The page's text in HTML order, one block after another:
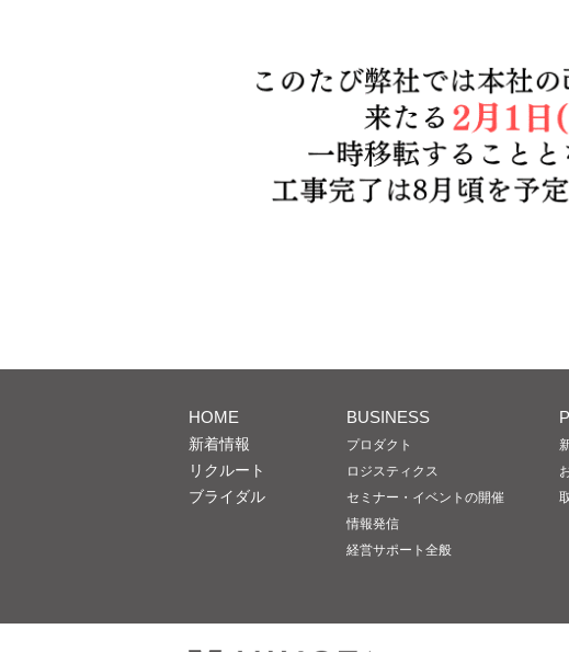
HOME
新着情報
リクルート
ブライダル
BUSINESS
プロダクト
ロジスティクス
セミナー・イベントの開催
情報発信
経営サポート全般